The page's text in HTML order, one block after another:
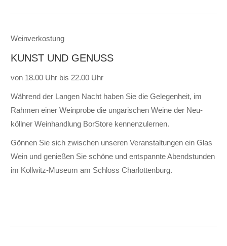
Weinverkostung
KUNST UND GENUSS
von 18.00 Uhr bis 22.00 Uhr
Während der Langen Nacht haben Sie die Ge­legen­heit, im
Rahmen einer Wein­probe die un­garischen Weine der Neu­
köllner Wein­hand­lung BorStore kennen­zu­lernen.
Gönnen Sie sich zwischen unseren Ver­an­staltungen ein Glas
Wein und genießen Sie schöne und ent­spannte Abend­stunden
im Kollwitz-Museum am Schloss Charlotten­burg.